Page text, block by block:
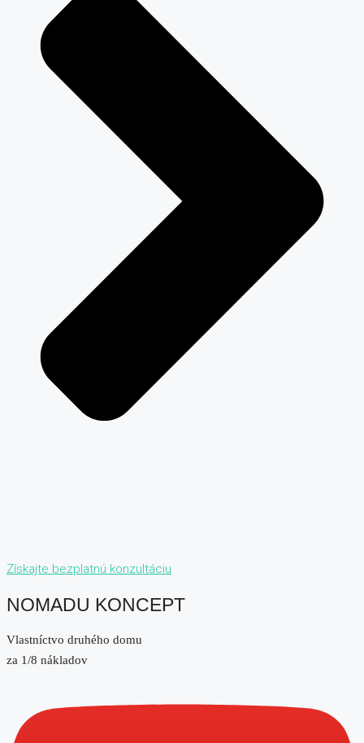
Získajte bezplatnú konzultáciu
NOMADU KONCEPT
Vlastníctvo druhého domu
za 1/8 nákladov